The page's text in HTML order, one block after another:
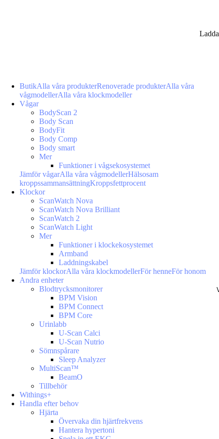
ButikAlla våra produkterRenoverade produkterAlla våra
vågmodellerAlla våra klockmodeller
Vågar
BodyScan 2
Body Scan
BodyFit
Body Comp
Body smart
Mer
Funktioner i vågsekosystemet
Jämför vågarAlla våra vågmodellerHälsosam
kroppssammansättningKroppsfettprocent
Klockor
ScanWatch Nova
ScanWatch Nova Brilliant
ScanWatch 2
ScanWatch Light
Mer
Funktioner i klockekosystemet
Armband
Laddningskabel
Jämför klockorAlla våra klockmodellerFör henneFör honom
Andra enheter
Blodtrycksmonitorer
BPM Vision
BPM Connect
BPM Core
Urinlabb
U-Scan Calci
U-Scan Nutrio
Sömnspårare
Sleep Analyzer
MultiScan™
BeamO
Tillbehör
Withings+
Handla efter behov
Hjärta
Övervaka din hjärtfrekvens
Hantera hypertoni